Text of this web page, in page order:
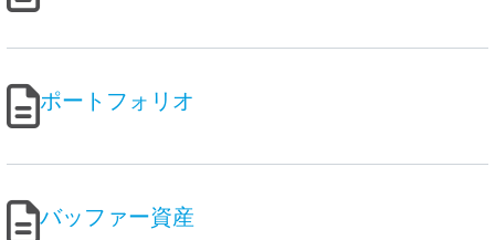
ポートフォリオ
バッファー資産